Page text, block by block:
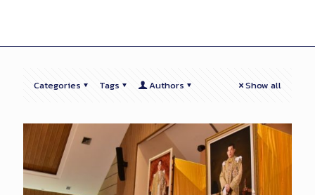
Categories Tags Authors Show all